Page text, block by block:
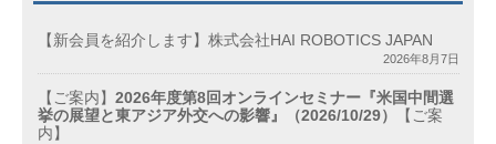
【新会員を紹介します】株式会社HAI ROBOTICS JAPAN
2026年8月7日
【ご案内】 2026年度第8回オンラインセミナー『米国中間選
挙の展望と東アジア外交への影響』（2026/10/29）
【ご案
内】